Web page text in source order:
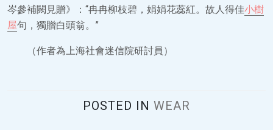
岑參補闕見贈》：“冉冉柳枝碧，娟娟花蕊紅。故人得佳小樹
屋句，獨贈白頭翁。”
（作者為上海社會迷信院研討員）
POSTED IN WEAR